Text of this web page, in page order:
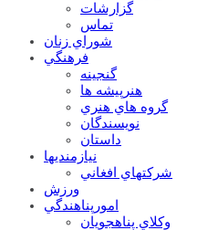
گزارشات
تماس
شوراي زنان
فرهنگي
گنجينه
هنرپيشه ها
گروه هاي هنري
نويسندگان
داستان
نيازمنديها
شرکتهاي افغاني
ورزش
امورپناهندگي
وکلاي پناهجويان